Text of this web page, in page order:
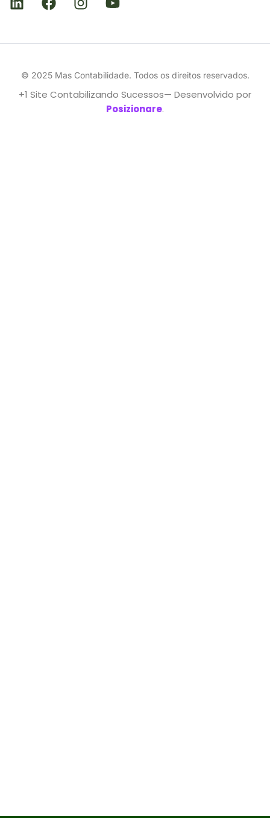
© 2025 Mas Contabilidade. Todos os direitos reservados.
+1 Site Contabilizando Sucessos— Desenvolvido por
Posizionare.